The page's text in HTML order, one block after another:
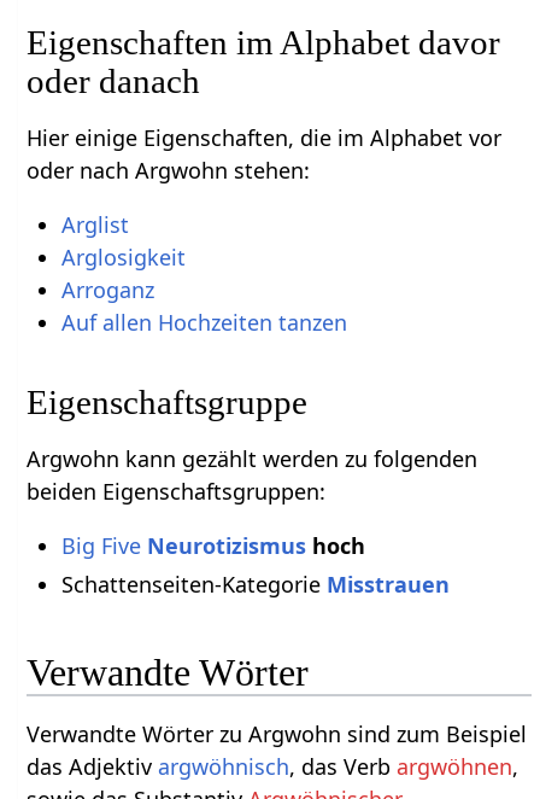
Eigenschaften im Alphabet davor
oder danach
Hier einige Eigenschaften, die im Alphabet vor
oder nach Argwohn stehen:
Arglist
Arglosigkeit
Arroganz
Auf allen Hochzeiten tanzen
Eigenschaftsgruppe
Argwohn kann gezählt werden zu folgenden
beiden Eigenschaftsgruppen:
Big Five Neurotizismushoch
Schattenseiten-Kategorie Misstrauen
Verwandte Wörter
Verwandte Wörter zu Argwohn sind zum Beispiel
das Adjektiv argwöhnisch, das Verb argwöhnen,